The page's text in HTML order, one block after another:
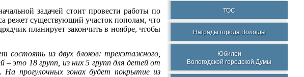
задачей стоит провести работы по
режет существующий участок пополам, что
планирует закончить в ноябре, чтобы
состоять из двух блоков: трехэтажного,
– это 18 групп, из них 5 групп для детей от
прогулочных зонах будет покрытие из
ТОС
Награды города Вологды
Юбилеи
Вологодской городской Думы